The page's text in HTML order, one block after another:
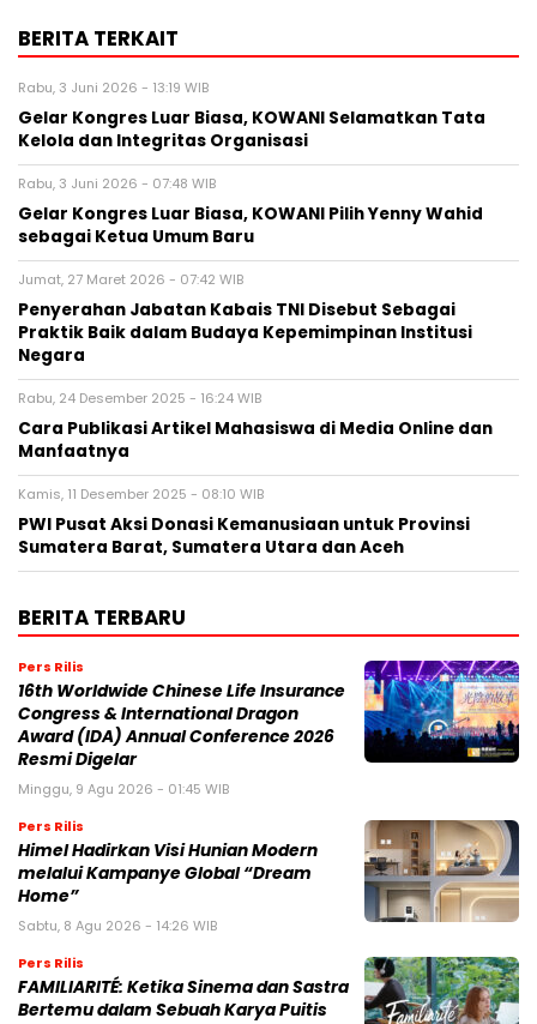
BERITA TERKAIT
Rabu, 3 Juni 2026 - 13:19 WIB
Gelar Kongres Luar Biasa, KOWANI Selamatkan Tata
Kelola dan Integritas Organisasi
Rabu, 3 Juni 2026 - 07:48 WIB
Gelar Kongres Luar Biasa, KOWANI Pilih Yenny Wahid
sebagai Ketua Umum Baru
Jumat, 27 Maret 2026 - 07:42 WIB
Penyerahan Jabatan Kabais TNI Disebut Sebagai
Praktik Baik dalam Budaya Kepemimpinan Institusi
Negara
Rabu, 24 Desember 2025 - 16:24 WIB
Cara Publikasi Artikel Mahasiswa di Media Online dan
Manfaatnya
Kamis, 11 Desember 2025 - 08:10 WIB
PWI Pusat Aksi Donasi Kemanusiaan untuk Provinsi
Sumatera Barat, Sumatera Utara dan Aceh
BERITA TERBARU
Pers Rilis
16th Worldwide Chinese Life Insurance
Congress & International Dragon
Award (IDA) Annual Conference 2026
Resmi Digelar
Minggu, 9 Agu 2026 - 01:45 WIB
Pers Rilis
Himel Hadirkan Visi Hunian Modern
melalui Kampanye Global “Dream
Home”
Sabtu, 8 Agu 2026 - 14:26 WIB
Pers Rilis
FAMILIARITÉ: Ketika Sinema dan Sastra
Bertemu dalam Sebuah Karya Puitis